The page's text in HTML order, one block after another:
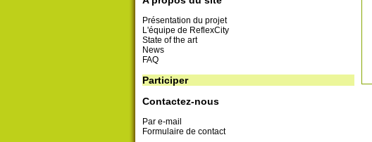
Présentation du projet
L'équipe de ReflexCity
State of the art
News
FAQ
Participer
Contactez-nous
Par e-mail
Formulaire de contact